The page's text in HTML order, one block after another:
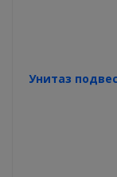
Унитаз